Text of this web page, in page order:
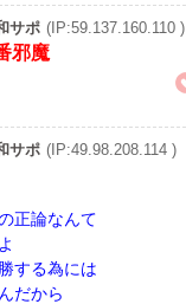
サポ (IP:59.137.160.110 )
邪魔
サポ (IP:49.98.208.114 )
正論なんて
する為には
だから